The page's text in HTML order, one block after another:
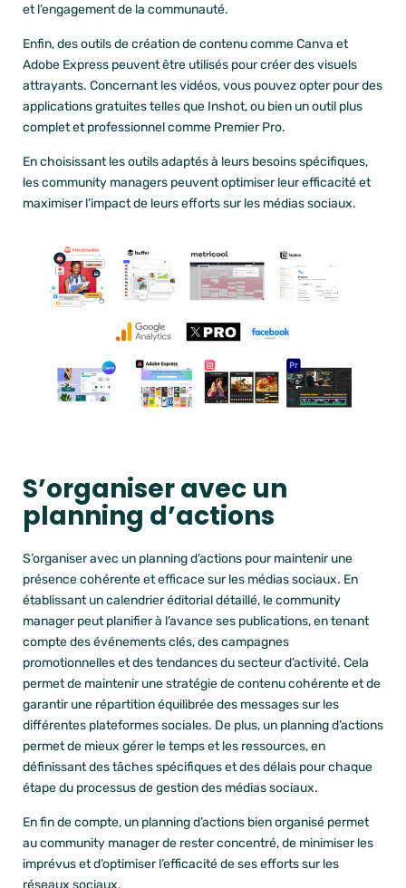
et l’engagement de la communauté.
Enfin, des outils de création de contenu commeCanva et
Adobe Express peuvent être utilisés pour créer des visuels
attrayants. Concernant les vidéos, vous pouvez opter pour des
applications gratuites telles que Inshot, ou bien un outil plus
complet et professionnel comme Premier Pro.
En choisissant les outils adaptés à leurs besoins spécifiques,
les community managers peuvent optimiser leur efficacité et
maximiser l’impact de leurs efforts sur les médias sociaux.
S’organiser avec un
planning d’actions
S’organiser avec un planning d’actions pour maintenir une
présence cohérente et efficace sur les médias sociaux. En
établissant un calendrier éditorial détaillé, le community
manager peut planifier à l’avance ses publications, en tenant
compte des événements clés, des campagnes
promotionnelles et des tendances du secteur d’activité. Cela
permet de maintenir une stratégie de contenu cohérente et de
garantir une répartition équilibrée des messages sur les
différentes plateformes sociales. De plus, un planning d’actions
permet de mieux gérer le temps et les ressources, en
définissant des tâches spécifiques et des délais pour chaque
étape du processus de gestion des médias sociaux.
En fin de compte, un planning d’actions bien organisé permet
au community manager de rester concentré, de minimiser les
imprévus et d’optimiser l’efficacité de ses efforts sur les
réseaux sociaux.